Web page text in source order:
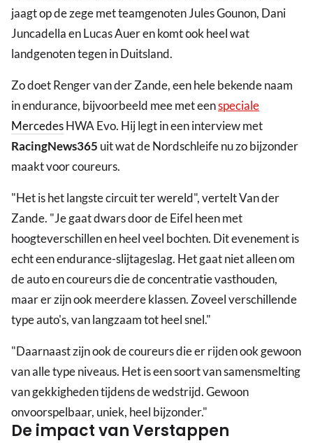
jaagt op de zege met teamgenoten Jules Gounon, Dani
Juncadella en Lucas Auer en komt ook heel wat
landgenoten tegen in Duitsland.
Zo doet Renger van der Zande, een hele bekende naam
in endurance, bijvoorbeeld mee met eenspeciale
MercedesHWA Evo. Hij legt in een interview met
RacingNews365 uit wat de Nordschleife nu zo bijzonder
maakt voor coureurs.
"Het is het langste circuit ter wereld", vertelt Van der
Zande. "Je gaat dwars door de Eifel heen met
hoogteverschillen en heel veel bochten. Dit evenement is
echt een endurance-slijtageslag. Het gaat niet alleen om
de auto en coureurs die de concentratie vasthouden,
maar er zijn ook meerdere klassen. Zoveel verschillende
type auto's, van langzaam tot heel snel."
"Daarnaast zijn ook de coureurs die er rijden ook gewoon
van alle type niveaus. Het is een soort van samensmelting
van gekkigheden tijdens de wedstrijd. Gewoon
onvoorspelbaar, uniek, heel bijzonder."
De impact van Verstappen